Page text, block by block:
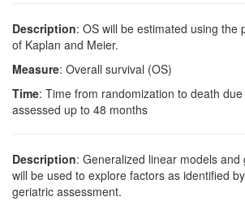
Description: OS will be estimated using the
of Kaplan and Meier.
Measure: Overall survival (OS)
Time: Time from randomization to death
assessed up to 48 months
Description: Generalized linear models
will be used to explore factors as identified
geriatric assessment.